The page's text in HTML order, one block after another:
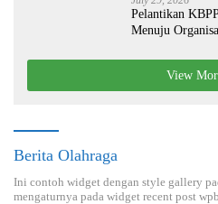
Pelantikan
Menuju
View
Berita Olahraga
Ini contoh widget dengan style gallery
mengaturnya pada widget recent post